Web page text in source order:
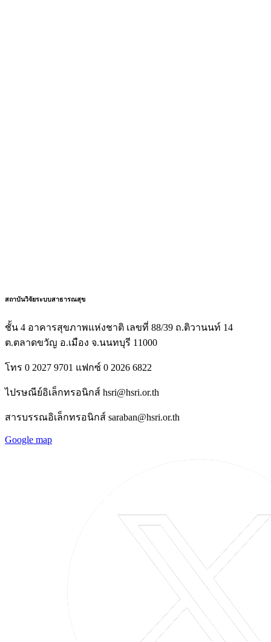
สถาบันวิจัยระบบสาธารณสุข
ชั้น 4 อาคารสุขภาพแห่งชาติ เลขที่ 88/39 ถ.ติวานนท์ 14
ต.ตลาดขวัญ อ.เมือง จ.นนทบุรี 11000
โทร 0 2027 9701 แฟกซ์ 0 2026 6822
ไปรษณีย์อิเล็กทรอนิกส์ hsri@hsri.or.th
สารบรรณอิเล็กทรอนิกส์ saraban@hsri.or.th
Google map